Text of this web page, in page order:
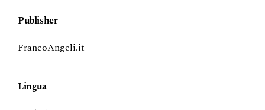
Publisher
FrancoAngeli.it
Lingua